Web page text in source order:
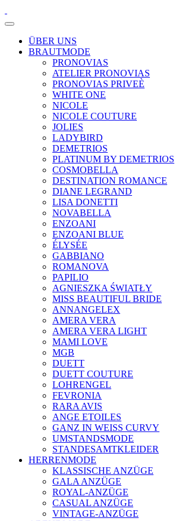
ÜBER UNS
BRAUTMODE
PRONOVIAS
ATELIER PRONOVIAS
PRONOVIAS PRIVEÈ
WHITE ONE
NICOLE
NICOLE COUTURE
JOLIES
LADYBIRD
DEMETRIOS
PLATINUM BY DEMETRIOS
COSMOBELLA
DESTINATION ROMANCE
DIANE LEGRAND
LISA DONETTI
NOVABELLA
ENZOANI
ENZOANI BLUE
ÉLYSÉE
GABBIANO
ROMANOVA
PAPILIO
AGNIESZKA ŚWIATŁY
MISS BEAUTIFUL BRIDE
ANNANGELEX
AMERA VERA
AMERA VERA LIGHT
MAMI LOVE
MGB
DUETT
DUETT COUTURE
LOHRENGEL
FEVRONIA
RARA AVIS
ANGE ETOILES
GANZ IN WEISS CURVY
UMSTANDSMODE
STANDESAMTKLEIDER
HERRENMODE
KLASSISCHE ANZÜGE
GALA ANZÜGE
ROYAL-ANZÜGE
CASUAL ANZÜGE
VINTAGE-ANZÜGE